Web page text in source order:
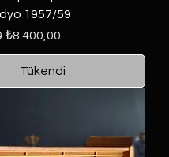
1957/59
İndirimli Fiyat
₺8.400,00
Tükendi